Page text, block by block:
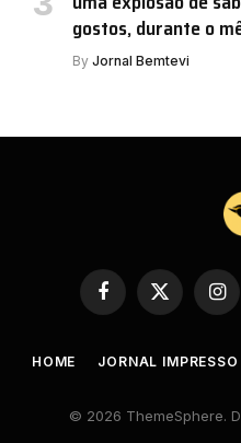
gostos, durante o
By Jornal Bemtevi
Facebook
X
HOME JORNAL IMPRESSO
© 2026 ThemeSphere.